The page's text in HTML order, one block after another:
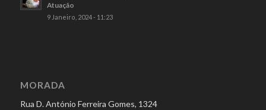
Atuação
9 Janeiro, 2024 - 11:23
MORADA
Rua D. António Ferreira Gomes, 1324